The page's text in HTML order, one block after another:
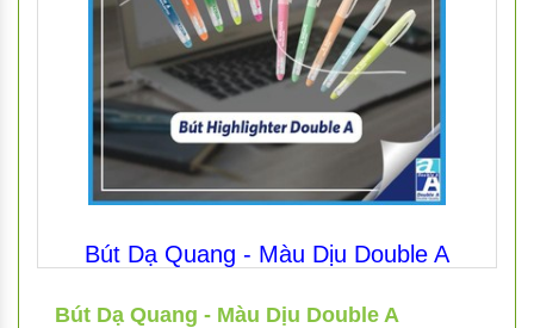
Bút Dạ Quang - Màu Dịu Double A
Bút Dạ Quang - Màu Dịu Double A